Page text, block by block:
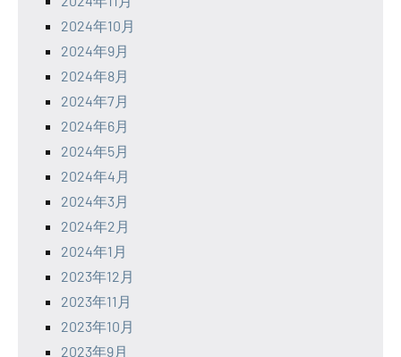
2024年10月
2024年9月
2024年8月
2024年7月
2024年6月
2024年5月
2024年4月
2024年3月
2024年2月
2024年1月
2023年12月
2023年11月
2023年10月
2023年9月